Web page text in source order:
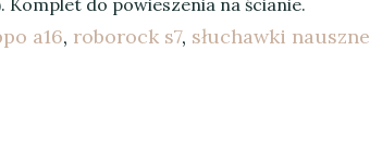
a16, roborock s7, słuchawki nauszne